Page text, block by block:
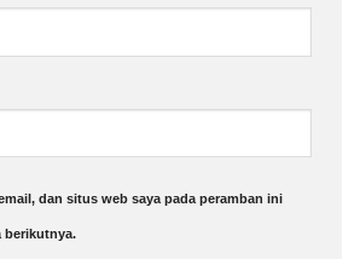
dan situs web saya pada peramban ini
berikutnya.